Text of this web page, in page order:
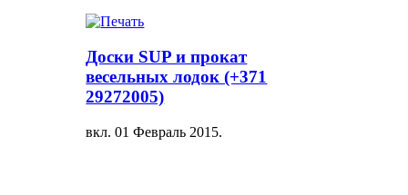
Доски SUP и прокат
весельных лодок (+371
29272005)
вкл.01 Февраль 2015.